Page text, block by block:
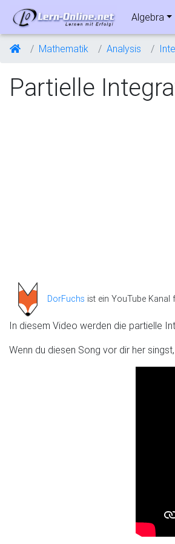
Algebra
Mathematik Analysis
Partielle
DorFuchs ist ein YouTube Kanal
In diesem Video werden die partielle
Wenn du diesen Song vor dir her